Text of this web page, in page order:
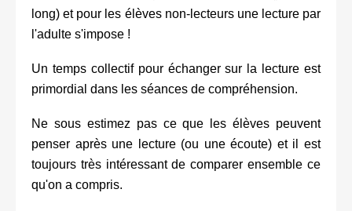
long) et pour les élèves non-lecteurs une lecture par
l'adulte s'impose !
Un temps collectif pour échanger sur la lecture est
primordial dans les séances de compréhension.
Ne sous estimez pas ce que les élèves peuvent
penser après une lecture (ou une écoute) et il est
toujours très intéressant de comparer ensemble ce
qu'on a compris.